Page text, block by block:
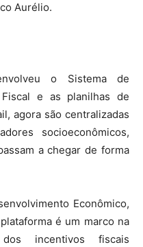
Aurélio.
o Sistema de
e as planilhas de
agora são centralizadas
socioeconômicos,
a chegar de forma
Econômico,
é um marco na
incentivos fiscais